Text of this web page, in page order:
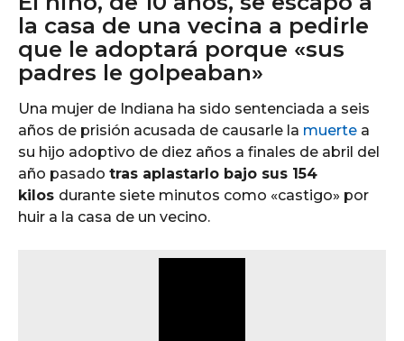
la casa de una vecina a pedirle
que le adoptará porque «sus
padres le golpeaban»
Una mujer de Indiana ha sido sentenciada a seis
años de prisión acusada de causarle la muerte a
su hijo adoptivo de diez años a finales de abril del
año pasado tras aplastarlo bajo sus 154
kilos durante siete minutos como «castigo» por
huir a la casa de un vecino.